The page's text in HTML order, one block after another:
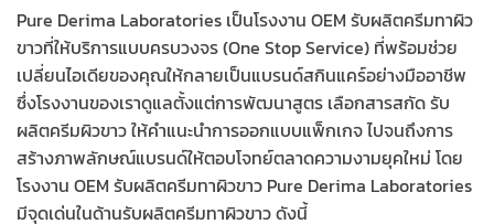
Pure Derima Laboratories เป็นโรงงาน OEM รับผลิตครีมทาผิว
ขาวที่ให้บริการแบบครบวงจร (One Stop Service) ที่พร้อมช่วย
เปลี่ยนไอเดียของคุณให้กลายเป็นแบรนด์สกินแคร์อย่างมืออาชีพ
ซึ่งโรงงานของเราดูแลตั้งแต่การพัฒนาสูตร เลือกสารสกัด รับ
ผลิตครีมผิวขาว ให้คำแนะนำการออกแบบแพ็กเกจ ไปจนถึงการ
สร้างภาพลักษณ์แบรนด์ให้ตอบโจทย์ตลาดความงามยุคใหม่ โดย
โรงงาน OEM รับผลิตครีมทาผิวขาว Pure Derima Laboratories
มีจุดเด่นในด้านรับผลิตครีมทาผิวขาวดังนี้